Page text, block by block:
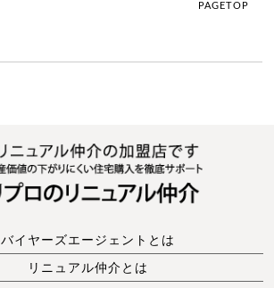
PAGETOP
バイヤーズエージェントとは
リニュアル仲介とは